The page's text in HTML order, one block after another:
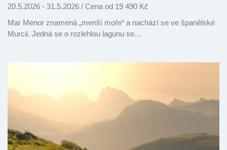
20.5.2026 - 31.5.2026 / Cena od 19 490 Kč
Mar Menor znamená „menší moře“ a nachází se ve španělské
Murcii. Jedná se o rozlehlou lagunu se…